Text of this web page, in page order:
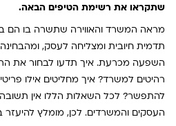
שתקראו את רשימת הטיפים הבאה.
מראה המשרד והאווירה שתשרה בו הם
תדמית חיובית ומצליחה לעסק,
השפעה מכרעת. איך תדעו לבחור את
רהיטים למשרד? איך מחליטים אילו
להתפשר? לכל השאלות הללו אין תשובה
העסקים והמשרדים. לכן, מומלץ